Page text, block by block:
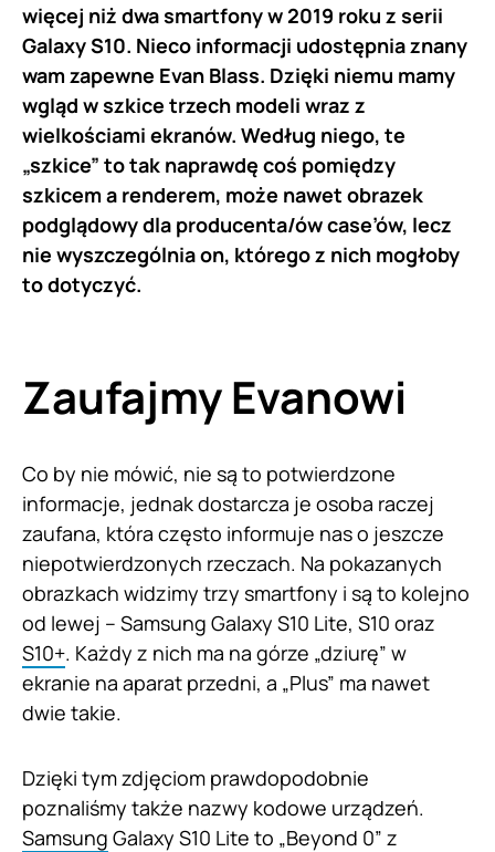
więcej niż dwa smartfony w 2019 roku z serii
Galaxy S10. Nieco informacji udostępnia znany
wam zapewne Evan Blass. Dzięki niemu mamy
wgląd w szkice trzech modeli wraz z
wielkościami ekranów. Według niego, te
„szkice” to tak naprawdę coś pomiędzy
szkicem a renderem, może nawet obrazek
podglądowy dla producenta/ów case’ów, lecz
nie wyszczególnia on, którego z nich mogłoby
to dotyczyć.
Zaufajmy Evanowi
Co by nie mówić, nie są to potwierdzone
informacje, jednak dostarcza je osoba raczej
zaufana, która często informuje nas o jeszcze
niepotwierdzonych rzeczach. Na pokazanych
obrazkach widzimy trzy smartfony i są to kolejno
od lewej – Samsung Galaxy S10 Lite, S10 oraz
S10+. Każdy z nich ma na górze „dziurę” w
ekranie na aparat przedni, a „Plus” ma nawet
dwie takie.
Dzięki tym zdjęciom prawdopodobnie
poznaliśmy także nazwy kodowe urządzeń.
Samsung Galaxy S10 Lite to „Beyond 0” z